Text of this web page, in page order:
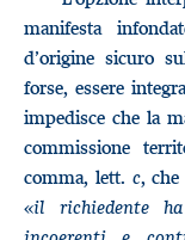
manifesta
d’origine sicuro
forse, essere
impedisce che la
commissione
comma, lett. c, che
«il richiedente